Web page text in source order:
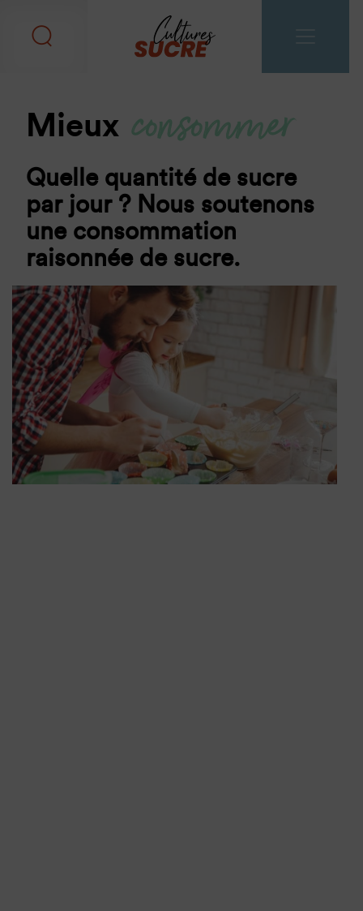
Mieux consommer
Quelle quantité de sucre
par jour ? Nous soutenons
une consommation
raisonnée de sucre.